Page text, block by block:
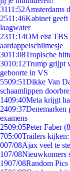
3111:52Amsterdams
2511:46Kabinet geeft
laagwater
2311:14OM eist TBS
aardappelschilmesje
3011:08Tropische
3010:12Trump grijpt
geboorte in VS
5509:51Dikke Van
schaamlippen
1409:40Meta krijgt
2409:37Denemarken
examens
2509:05Peter Faber
705:00Trailers kijken:
007/08Ajax veel te
107/08Nieuwkomers
1907/08Random